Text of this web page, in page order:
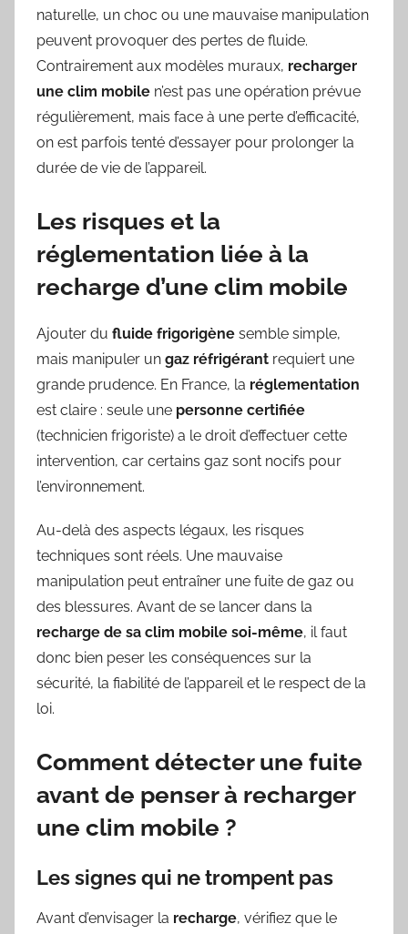
naturelle, un choc ou une mauvaise manipulation
peuvent provoquer des pertes de fluide.
Contrairement aux modèles muraux, recharger
une clim mobile n’est pas une opération prévue
régulièrement, mais face à une perte d’efficacité,
on est parfois tenté d’essayer pour prolonger la
durée de vie de l’appareil.
Les risques et la
réglementation liée à la
recharge d’une clim mobile
Ajouter du fluide frigorigène semble simple,
mais manipuler un gaz réfrigérant requiert une
grande prudence. En France, la réglementation
est claire : seule une personne certifiée
(technicien frigoriste) a le droit d’effectuer cette
intervention, car certains gaz sont nocifs pour
l’environnement.
Au-delà des aspects légaux, les risques
techniques sont réels. Une mauvaise
manipulation peut entraîner une fuite de gaz ou
des blessures. Avant de se lancer dans la
recharge de sa clim mobile soi-même, il faut
donc bien peser les conséquences sur la
sécurité, la fiabilité de l’appareil et le respect de la
loi.
Comment détecter une fuite
avant de penser à recharger
une clim mobile ?
Les signes qui ne trompent pas
Avant d’envisager la recharge, vérifiez que le